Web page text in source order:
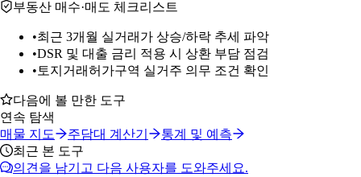
부동산 매수·매도 체크리스트
•최근 3개월 실거래가 상승/하락 추세 파악
•DSR 및 대출 금리 적용 시 상환 부담 점검
• 토지거래허가구역 실거주 의무 조건 확인
다음에 볼 만한 도구
연속 탐색
매물 지도
주담대 계산기
통계 및 예측
최근 본 도구
의견을 남기고 다음 사용자를 도와주세요.